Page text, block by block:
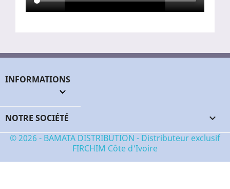
INFORMATIONS
keyboard_arrow_down
NOTRE SOCIÉTÉ 
© 2026 - BAMATA DISTRIBUTION - Distributeur exclusif
FIRCHIM Côte d'Ivoire